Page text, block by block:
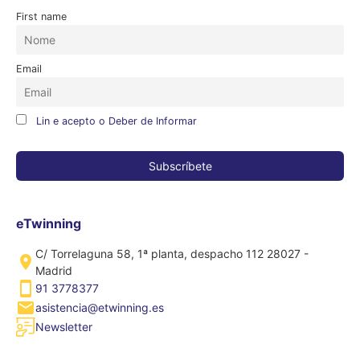
First name
Email
Lin e acepto o Deber de Informar
eTwinning
C/ Torrelaguna 58, 1ª planta, despacho 112 28027 -
Madrid
91 3778377
asistencia@etwinning.es
Newsletter